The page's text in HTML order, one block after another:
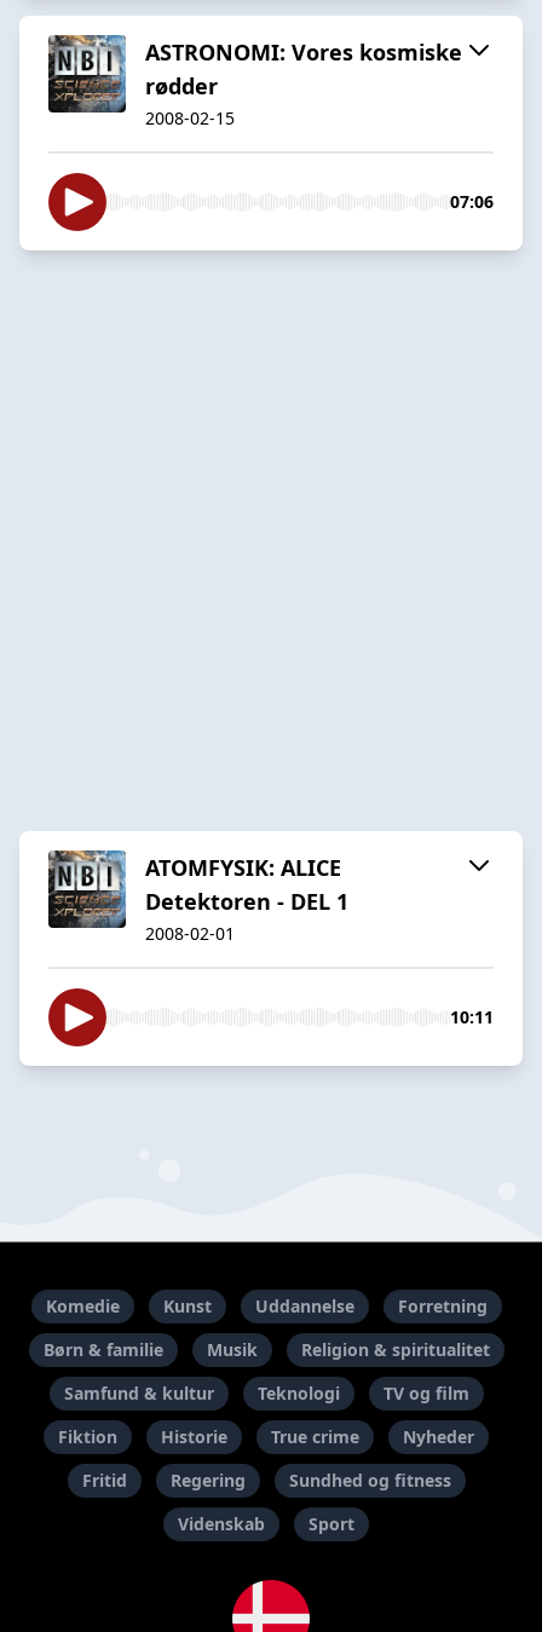
ASTRONOMI: Vores kosmiske
rødder
2008-02-15
07:06
ATOMFYSIK: ALICE
Detektoren - DEL 1
2008-02-01
10:11
Komedie Kunst Uddannelse
Forretning
Børn & familie
Musik
Religion & spiritualitet
Samfund & kultur
Teknologi
TV og film
Fiktion
Historie True crime
Nyheder
Fritid
Regering
Sundhed og fitness
Videnskab
Sport